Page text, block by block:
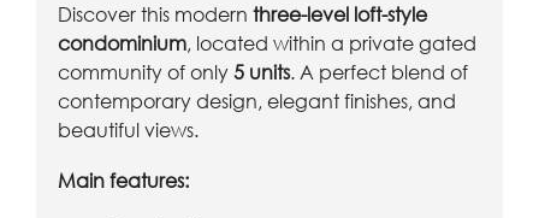
Discover this modern three-level loft-style
condominium, located within a private gated
community of only 5 units. A perfect blend of
contemporary design, elegant finishes, and
beautiful views.
Main features: